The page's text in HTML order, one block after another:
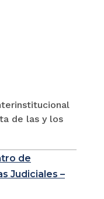
de las y los
de
Judiciales –